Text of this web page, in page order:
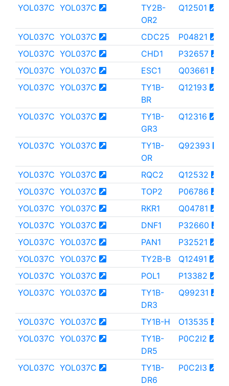
YOL037C YOL037C
TY2B-
OR2
Q12501
YOL037C YOL037C CDC25
P04821
YOL037C YOL037C CHD1
P32657
YOL037C YOL037C ESC1
Q03661
YOL037C YOL037C
TY1B-
BR
Q12193
YOL037C YOL037C
TY1B-
GR3
Q12316
YOL037C YOL037C
TY1B-
OR
Q92393
YOL037C YOL037C RQC2
Q12532
YOL037C YOL037C TOP2
P06786
YOL037C YOL037C RKR1
Q04781
YOL037C YOL037C DNF1
P32660
YOL037C YOL037C PAN1
P32521
YOL037C YOL037C TY2B-B
Q12491
YOL037C YOL037C POL1
P13382
YOL037C YOL037C
TY1B-
DR3
Q99231
YOL037C YOL037C TY1B-H
O13535
YOL037C YOL037C
TY1B-
DR5
P0C2I2
YOL037C YOL037C
TY1B-
DR6
P0C2I3